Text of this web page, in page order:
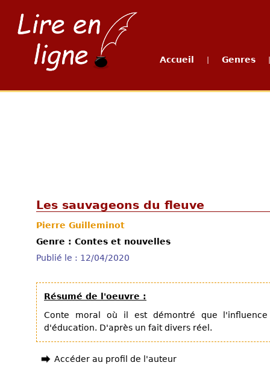
Accueil Genres
Les sauvageons du fleuve
Pierre Guilleminot
Genre : Contes et nouvelles
Publié le : 12/04/2020
Résumé de l'oeuvre :
Conte moral où il est démontré que
d'éducation. D'après un fait divers réel.
Accéder au profil de l'auteur